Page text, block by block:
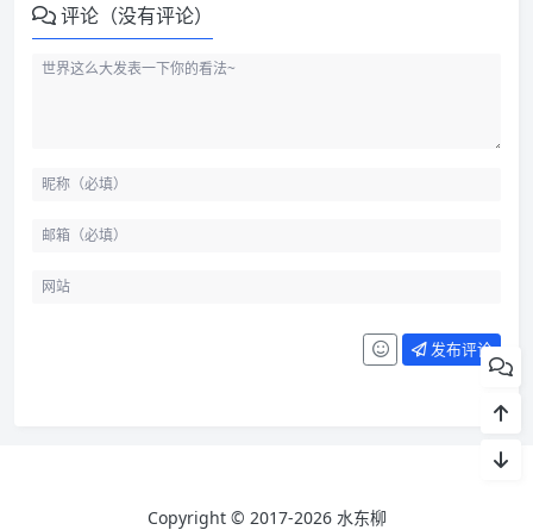
评论（没有评论）
发布评论
Copyright © 2017-2026 水东柳